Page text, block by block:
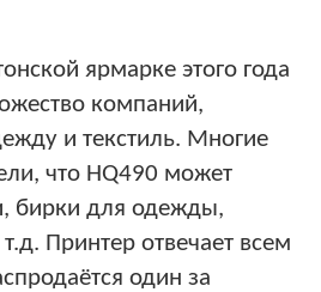
ярмарке этого года
компаний,
и текстиль. Многие
что HQ490 может
бирки для одежды,
Принтер отвечает всем
один за